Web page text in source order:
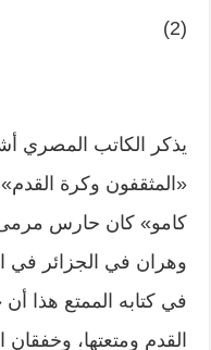
(2)
يذكر الكاتب المصري
«المثقفون وكرة
كامو» كان حارس
في كتابه الممتع هذا
القدم ومتعتها،